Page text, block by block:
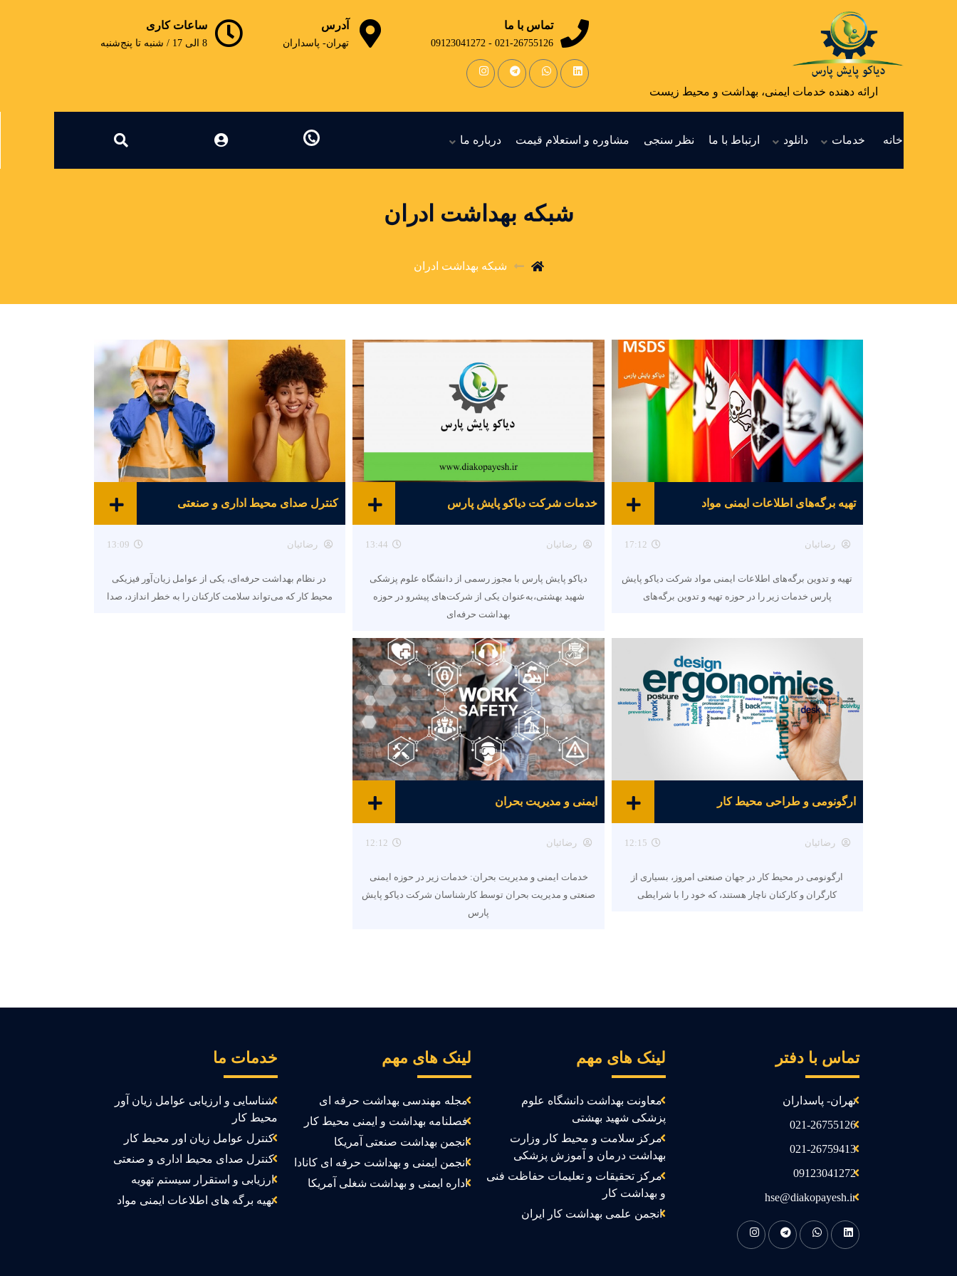
ارائه دهنده خدمات ایمنی، بهداشت و محیط زیست
تماس با ما
021-26755126 - 09123041272
آدرس
تهران- پاسداران
ساعات کاری
8 الی 17 / شنبه تا پنج‌شنبه
خانه خدمات دانلود ارتباط با ما نظر سنجی مشاوره و استعلام قیمت درباره ما
شبکه بهداشت ادران
شبکه بهداشت ادران
تهیه برگه‌های اطلاعات ایمنی مواد
رضائیان 17:12
تهیه و تدوین برگه‌های اطلاعات ایمنی مواد شرکت دیاکو پایش
پارس خدمات زیر را در حوزه تهیه و تدوین برگه‌های
خدمات شرکت دیاکو پایش پارس
رضائیان 13:44
دیاکو پایش پارس با مجوز رسمی از دانشگاه علوم پزشکی
شهید بهشتی،به‌عنوان یکی از شرکت‌های پیشرو در حوزه
بهداشت حرفه‌ای
کنترل صدای محیط اداری و صنعتی
رضائیان 13:09
در نظام بهداشت حرفه‌ای، یکی از عوامل زیان‌آور فیزیکی
محیط کار که می‌تواند سلامت کارکنان را به خطر اندازد، صدا
ارگونومی و طراحی محیط کار
رضائیان 12:15
ارگونومی در محیط کار در جهان صنعتی امروز، بسیاری از
کارگران و کارکنان ناچار هستند، که خود را با شرایطی
ایمنی و مدیریت بحران
رضائیان 12:12
خدمات ایمنی و مدیریت بحران: خدمات زیر در حوزه ایمنی
صنعتی و مدیریت بحران توسط کارشناسان شرکت دیاکو پایش
پارس
تماس با دفتر
تهران- پاسداران
021-26755126
021-26759413
09123041272
hse@diakopayesh.ir
لینک های مهم
معاونت بهداشت دانشگاه علوم
پزشکی شهید بهشتی
مرکز سلامت و محیط کار وزارت
بهداشت درمان و آموزش پزشکی
مرکز تحقیقات و تعلیمات حفاظت فنی
و بهداشت کار
انجمن علمی بهداشت کار ایران
لینک های مهم
مجله مهندسی بهداشت حرفه ای
فصلنامه بهداشت و ایمنی محیط کار
انجمن بهداشت صنعتی آمریکا
انجمن ایمنی و بهداشت حرفه ای کانادا
اداره ایمنی و بهداشت شغلی آمریکا
خدمات ما
شناسایی و ارزیابی عوامل زیان آور
محیط کار
کنترل عوامل زیان اور محیط کار
کنترل صدای محیط اداری و صنعتی
ارزیابی و استقرار سیستم تهویه
تهیه برگه های اطلاعات ایمنی مواد